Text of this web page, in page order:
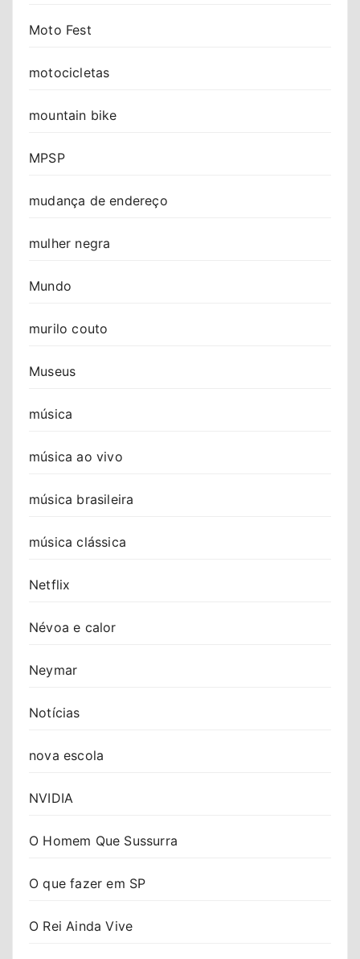
Moto Fest
motocicletas
mountain bike
MPSP
mudança de endereço
mulher negra
Mundo
murilo couto
Museus
música
música ao vivo
música brasileira
música clássica
Netflix
Névoa e calor
Neymar
Notícias
nova escola
NVIDIA
O Homem Que Sussurra
O que fazer em SP
O Rei Ainda Vive